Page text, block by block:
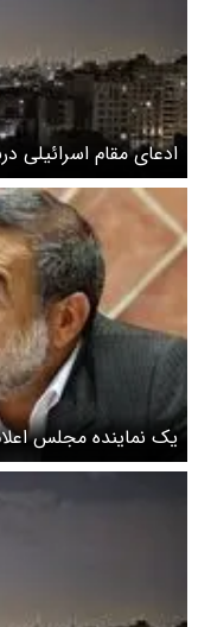
ساعت آینده وضعیت
یک نماینده مجلس
که